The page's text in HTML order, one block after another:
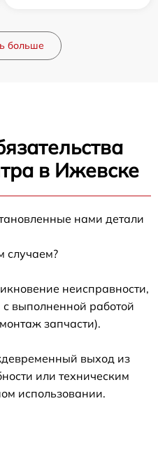
больше
в Ижевске
нами детали
случаем?
неисправности,
выполненной работой
запчасти).
выход из
или техническим
использовании.